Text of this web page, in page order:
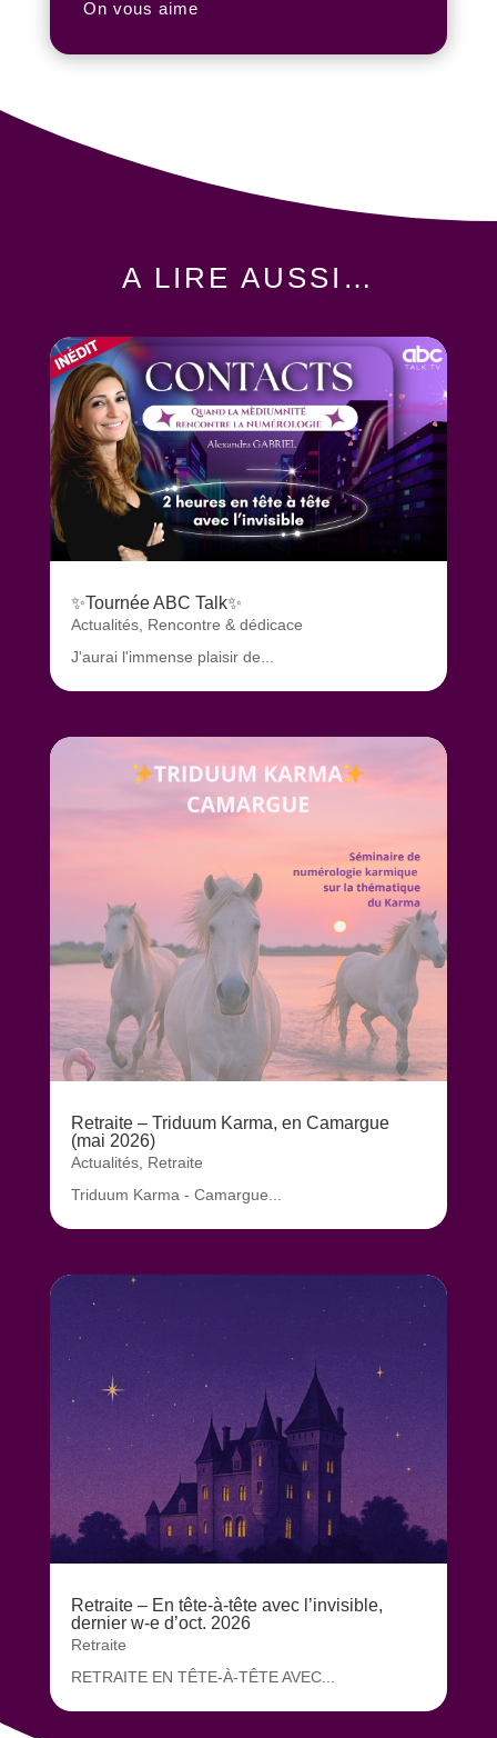
On vous aime
A LIRE AUSSI…
✨Tournée ABC Talk✨
Actualités, Rencontre & dédicace
J'aurai l'immense plaisir de...
Retraite – Triduum Karma, en Camargue
(mai 2026)
Actualités, Retraite
Triduum Karma - Camargue...
Retraite – En tête-à-tête avec l’invisible,
dernier w-e d’oct. 2026
Retraite
RETRAITE EN TÊTE-À-TÊTE AVEC...